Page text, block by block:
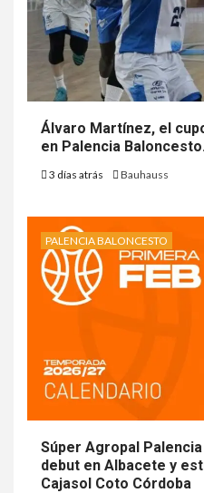
Álvaro Martínez, el
en Palencia
3 días atrás Bauhauss
PALENCIA BALONCESTO
Súper Agropal
debut en Albacete y
Cajasol Coto Córdoba